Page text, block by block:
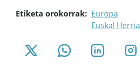
Etiketa orokorrak
Europa
Euskal Herria